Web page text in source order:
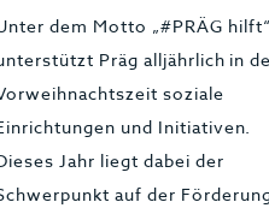
dem Motto „#PRÄG hilft“
Präg alljährlich in
soziale
und Initiativen.
Jahr liegt dabei der
auf der